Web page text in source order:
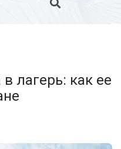
лагерь: как ее